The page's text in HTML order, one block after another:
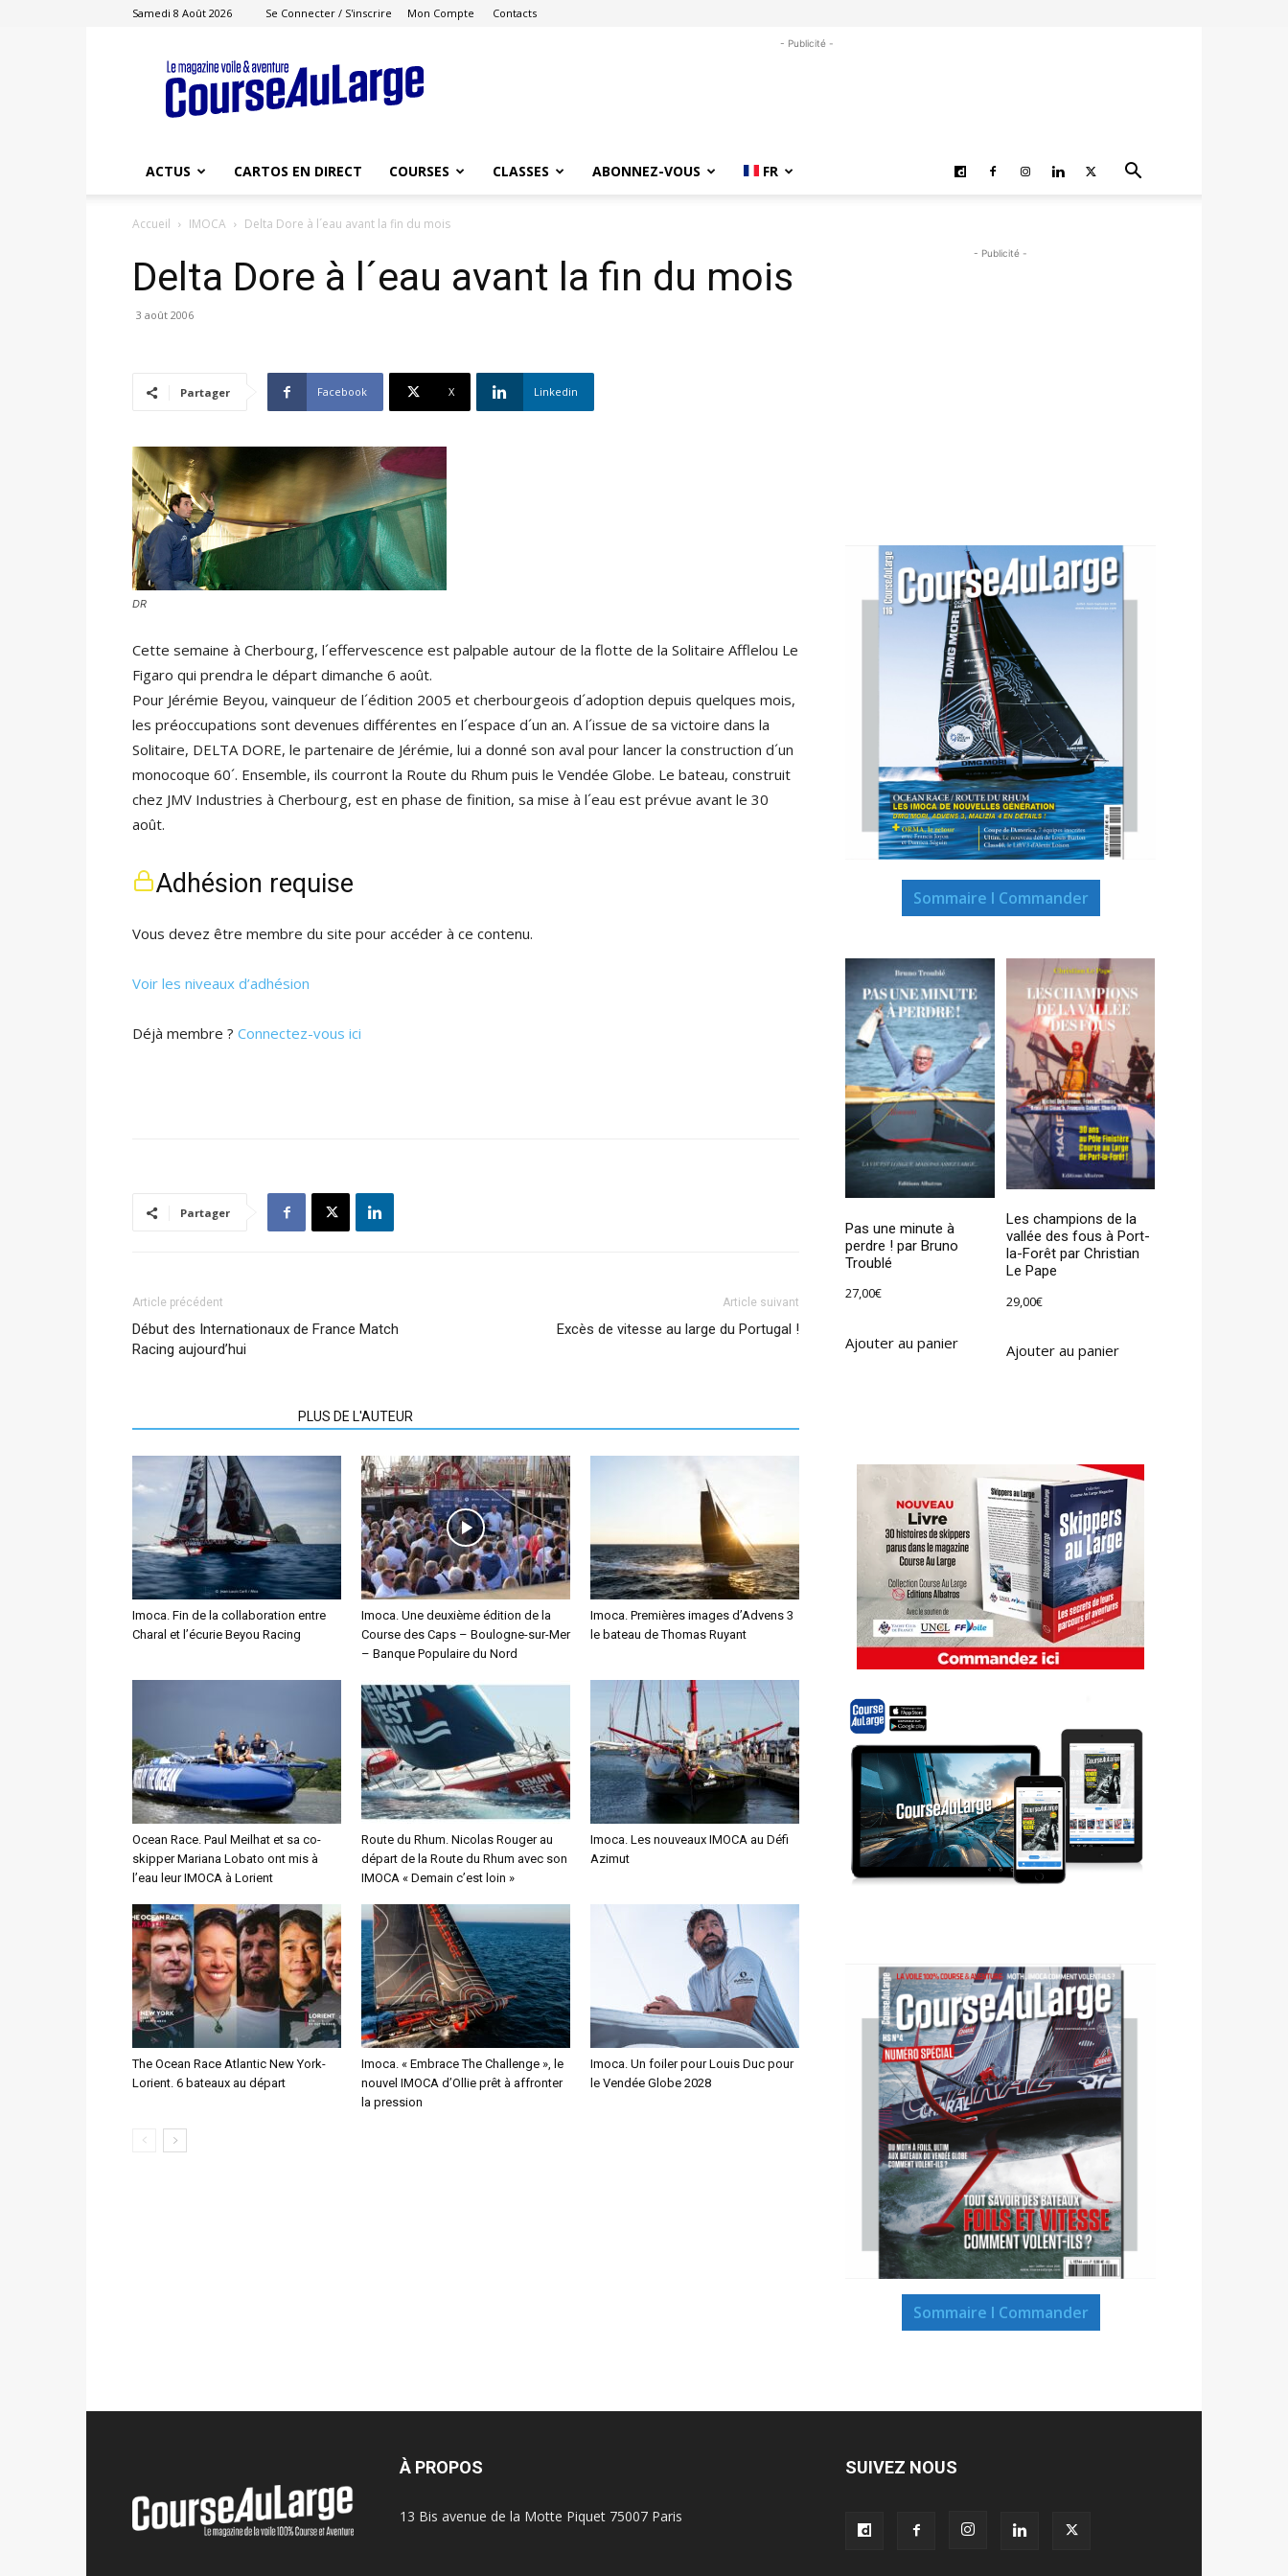
Samedi 8 Août 2026 Se Connecter / S'inscrire Mon Compte Contacts
Course
au
Large
- Publicité -
ACTUS CARTOS EN DIRECT COURSES CLASSES ABONNEZ-VOUS FR
Accueil IMOCA Delta Dore à l´eau avant la fin du mois
Delta Dore à l´eau avant la fin du mois
3 août 2006
Partager Facebook X Linkedin
DR
Cette semaine à Cherbourg, l´effervescence est palpable autour de la flotte de la Solitaire Afflelou Le
Figaro qui prendra le départ dimanche 6 août.
Pour Jérémie Beyou, vainqueur de l´édition 2005 et cherbourgeois d´adoption depuis quelques mois,
les préoccupations sont devenues différentes en l´espace d´un an. A l´issue de sa victoire dans la
Solitaire, DELTA DORE, le partenaire de Jérémie, lui a donné son aval pour lancer la construction d´un
monocoque 60´. Ensemble, ils courront la Route du Rhum puis le Vendée Globe. Le bateau, construit
chez JMV Industries à Cherbourg, est en phase de finition, sa mise à l´eau est prévue avant le 30
août.
Adhésion requise
Vous devez être membre du site pour accéder à ce contenu.
Voir les niveaux d’adhésion
Déjà membre ? Connectez-vous ici
Partager
Article précédent
Début des Internationaux de France Match
Racing aujourd’hui
Article suivant
Excès de vitesse au large du Portugal !
PLUS DE L'AUTEUR
Imoca. Fin de la collaboration entre
Charal et l’écurie Beyou Racing
Imoca. Une deuxième édition de la
Course des Caps – Boulogne-sur-Mer
– Banque Populaire du Nord
Imoca. Premières images d’Advens 3
le bateau de Thomas Ruyant
Ocean Race. Paul Meilhat et sa co-
skipper Mariana Lobato ont mis à
l’eau leur IMOCA à Lorient
Route du Rhum. Nicolas Rouger au
départ de la Route du Rhum avec son
IMOCA « Demain c’est loin »
Imoca. Les nouveaux IMOCA au Défi
Azimut
The Ocean Race Atlantic New York-
Lorient. 6 bateaux au départ
Imoca. « Embrace The Challenge », le
nouvel IMOCA d’Ollie prêt à affronter
la pression
Imoca. Un foiler pour Louis Duc pour
le Vendée Globe 2028
- Publicité -
Sommaire I Commander
Pas une minute à
perdre ! par Bruno
Troublé
27,00€
Ajouter au panier
Les champions de la
vallée des fous à Port-
la-Forêt par Christian
Le Pape
29,00€
Ajouter au panier
Sommaire I Commander
À PROPOS
13 Bis avenue de la Motte Piquet 75007 Paris
SUIVEZ NOUS